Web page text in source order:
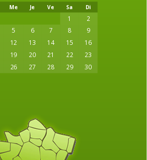
Me Je Ve Sa Di
1
2
5 6 7 8 9
12 13 14 15
16
19 20 21 22
23
26 27 28 29 30